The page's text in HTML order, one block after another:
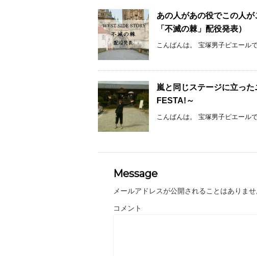
あの人があの役でこの人
「不滅の棘」配役発表）
こんばんは。 宝塚男子ピエール
嵐と同じステージに立っ
FESTA!～
こんばんは。 宝塚男子ピエール
Message
メールアドレスが公開されることはありませ
コメント